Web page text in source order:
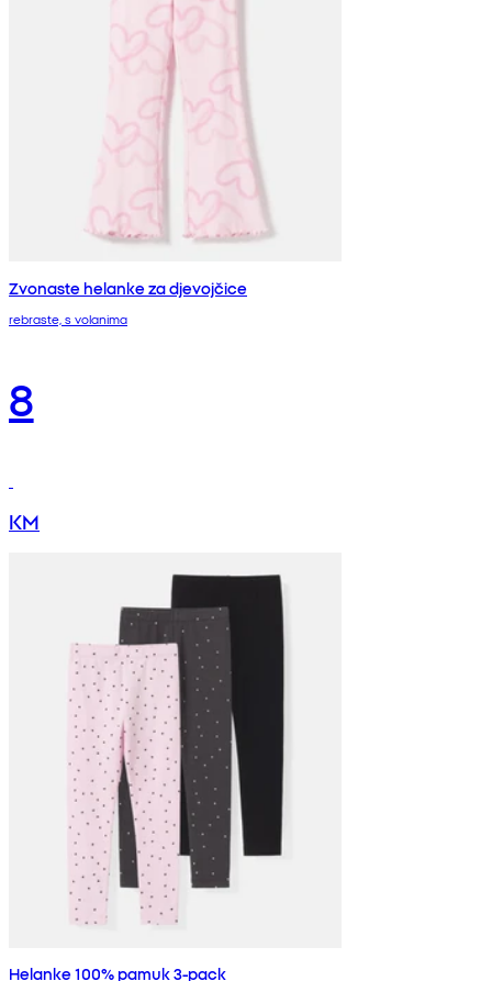
Zvonaste helanke za djevojčice
rebraste, s volanima
8
KM
Helanke 100% pamuk 3-pack